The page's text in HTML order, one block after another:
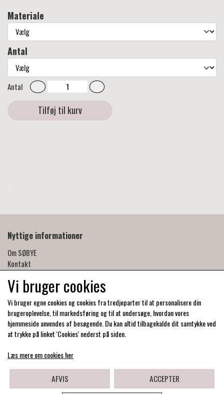
Materiale
Antal
Antal
Tilføj til kurv
Nyttige informationer
Om SØBYE
Kontakt
Privatlivspolitik
Produktpleje og forgyldning
Forhandlere
Vi bruger cookies
Vi bruger egne cookies og cookies fra tredjeparter til at personalisere din
brugeroplevelse, til markedsføring og til at undersøge, hvordan vores
hjemmeside anvendes af besøgende. Du kan altid tilbagekalde dit samtykke ved
at trykke på linket 'Cookies' nederst på siden.
Læs mere om cookies her
AFVIS ACCEPTER